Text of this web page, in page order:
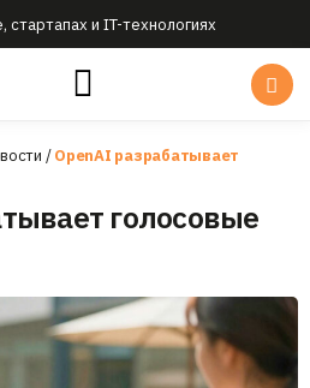
и IT-технологиях
/OpenAI разрабатывает
голосовые